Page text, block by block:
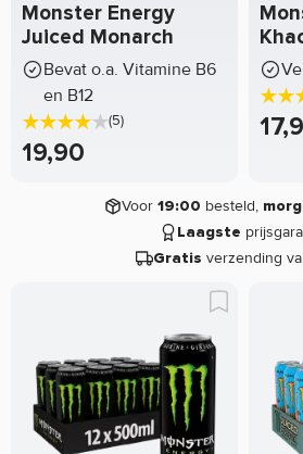
Monster Energy
Juiced Monarch
Bevat o.a. Vitamine B6
en B12
(5)
19,90
Voor 19:00 besteld,
Laagste
Gratis verzending